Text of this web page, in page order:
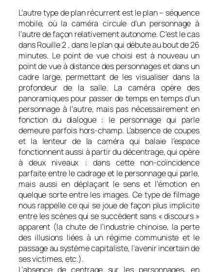
L’autre type de plan récurrent est le plan – séquence
mobile, où la caméra circule d’un personnage à
l’autre de façon relativement autonome. C’est le cas
dansRouille2 , dans le plan qui débute au bout de 26
minutes. Le point de vue choisi est à nouveau un
point de vue à distance des personnages et dans un
cadre large, permettant de les visualiser dans la
profondeur de la salle. La caméra opère des
panoramiques pour passer de temps en temps d’un
personnage à l’autre, mais pas nécessairement en
fonction du dialogue : le personnage qui parle
demeure parfois hors-champ. L’absence de coupes
et la lenteur de la caméra qui balaie l’espace
fonctionnent aussi à partir du décentrage, qui opère
à deux niveaux : dans cette non-coïncidence
parfaite entre le cadrage et le personnage qui parle,
mais aussi en déplaçant le sens et l’émotion en
quelque sorte entre les images. Ce type de filmage
nous rappelle ce qui se joue de façon plus implicite
entre les scènes qui se succèdent sans « discours »
apparent (la chute de l’industrie chinoise, la perte
des illusions liées à un régime communiste et le
passage au système capitaliste, l’avenir incertain de
ses victimes, etc.).
L’absence de centrage sur les personnages, en